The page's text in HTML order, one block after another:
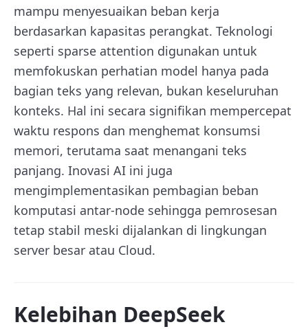
mampu menyesuaikan beban kerja
berdasarkan kapasitas perangkat. Teknologi
seperti sparse attention digunakan untuk
memfokuskan perhatian model hanya pada
bagian teks yang relevan, bukan keseluruhan
konteks. Hal ini secara signifikan mempercepat
waktu respons dan menghemat konsumsi
memori, terutama saat menangani teks
panjang. Inovasi AI ini juga
mengimplementasikan pembagian beban
komputasi antar-node sehingga pemrosesan
tetap stabil meski dijalankan di lingkungan
server besar atau Cloud.
Kelebihan DeepSeek